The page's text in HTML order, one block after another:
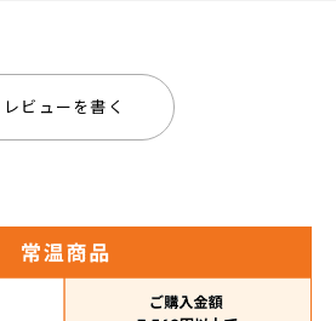
レビューを書く